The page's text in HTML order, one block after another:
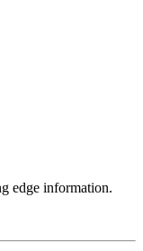
edge information.